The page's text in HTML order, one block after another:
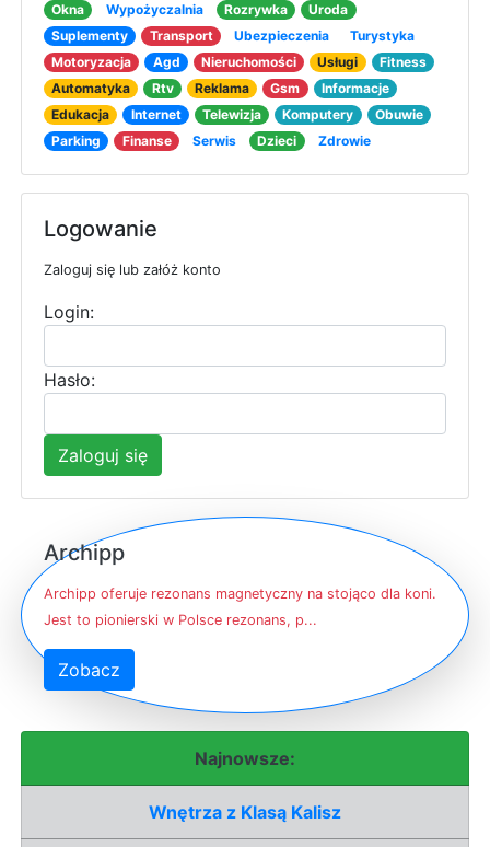
Okna
Wypożyczalnia Rozrywka
Uroda
Suplementy
Transport Ubezpieczenia
Turystyka
Motoryzacja
Agd Nieruchomości Usługi
Fitness
Automatyka
Rtv Reklama Gsm
Informacje
Edukacja
Internet Telewizja Komputery
Obuwie
Parking
Finanse Serwis Dzieci Zdrowie
Logowanie
Zaloguj się lub załóż konto
Login:
Hasło:
Zaloguj się
Archipp
Archipp oferuje rezonans magnetyczny na stojąco dla koni.
Jest to pionierski w Polsce rezonans, p...
Zobacz
Najnowsze:
Wnętrza z Klasą Kalisz